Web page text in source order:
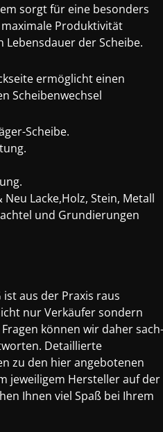
sorgt für eine besonders
Produktivität
der Scheibe.
ermöglicht einen
Scheibenwechsel
Scheibe.
Lacke,Holz, Stein, Metall
und Grundierungen
aus der Praxis raus
nur Verkäufer sondern
Fragen können wir daher sach-
Detaillierte
zu den hier angebotenen
jeweiligem Hersteller auf der
Ihnen viel Spaß bei Ihrem